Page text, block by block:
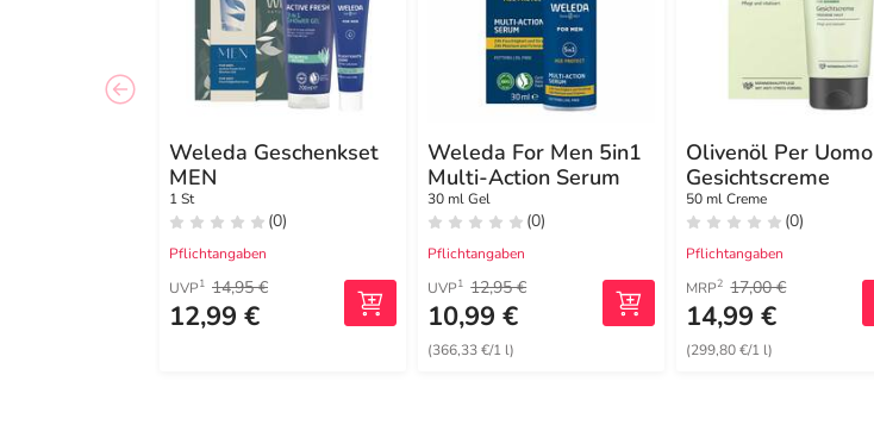
Weleda Geschenkset
MEN
1 St
(0)
Pflichtangaben
UVP1 14,95 €
12,99 €
Weleda For Men 5in1
Multi-Action Serum
30 ml Gel
(0)
Pflichtangaben
UVP1 12,95 €
10,99 €
(366,33 €/1 l)
Olivenöl Per Uomo
Gesichtscreme
50 ml Creme
(0)
Pflichtangaben
MRP2 17,00 €
14,99 €
(299,80 €/1 l)